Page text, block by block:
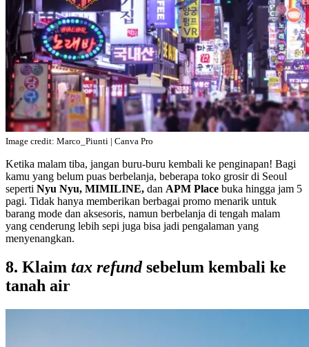
Image credit: Marco_Piunti | Canva Pro
Ketika malam tiba, jangan buru-buru kembali ke penginapan! Bagi
kamu yang belum puas berbelanja, beberapa toko grosir di Seoul
seperti Nyu Nyu, MIMILINE, dan APM Place buka hingga jam 5
pagi. Tidak hanya memberikan berbagai promo menarik untuk
barang mode dan aksesoris, namun berbelanja di tengah malam
yang cenderung lebih sepi juga bisa jadi pengalaman yang
menyenangkan.
8. Klaim tax refundsebelum kembali ke
tanah air